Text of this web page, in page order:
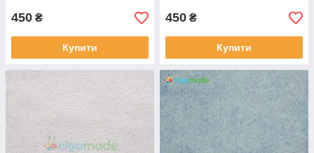
450 ₴
Купити
450 ₴
Купити